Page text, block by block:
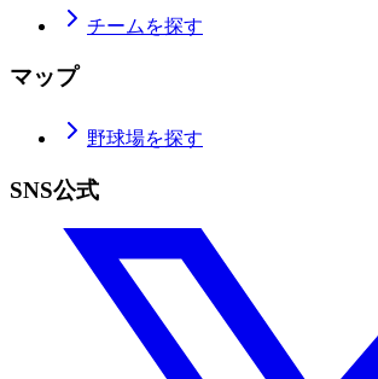
チームを探す
マップ
野球場を探す
SNS公式